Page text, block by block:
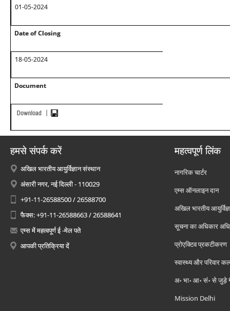
01-05-2024
Date of Closing
18-05-2024
Document
हमसे संपर्क करें
अखिल भारतीय आयुर्विज्ञान संस्थान
अंसारी नगर, नई दिल्ली - 110029
+91-11-26588500 / 26588700
फैक्स: +91-11-26588663 / 26588641
एम्स में महत्वपूर्ण ई -मेल पते
आपकी प्रतिक्रिया दें
महत्वपूर्ण लिंक
नागरिक चार्टर
एम्स ऑनलाइन दान
अखिल भारतीय
सूचना का अधिकार
प्रोएक्टिव प्रकटीकरण
स्वास्थ्य और परिवार
अ॰ भा॰ आ॰ सं॰ से जुड़े
Mission Delhi